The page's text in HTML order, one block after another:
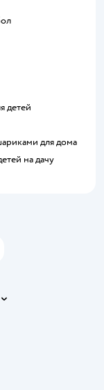
детей
для дома
на дачу